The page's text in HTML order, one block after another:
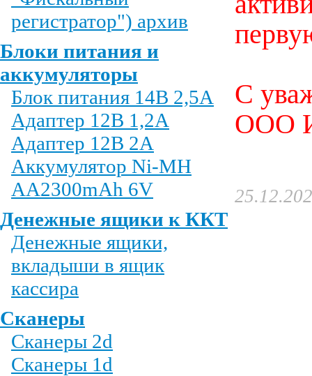
регистратор") архив
Блоки питания и
аккумуляторы
Блок питания 14В 2,5А
Адаптер 12В 1,2А
Адаптер 12В 2А
Аккумулятор Ni-MH
AA2300mAh 6V
Денежные ящики к ККТ
Денежные ящики,
вкладыши в ящик
кассира
Сканеры
Сканеры 2d
Сканеры 1d
С
ООО